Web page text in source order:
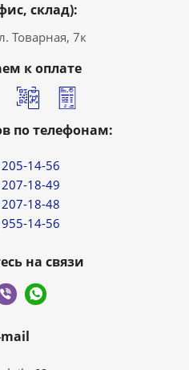
склад):
Товарная, 7к
к оплате
по телефонам:
14-56
18-49
18-48
14-56
на связи
mail